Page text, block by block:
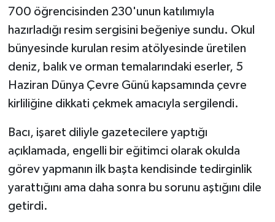
700 öğrencisinden 230'unun katılımıyla
hazırladığı resim sergisini beğeniye sundu. Okul
bünyesinde kurulan resim atölyesinde üretilen
deniz, balık ve orman temalarındaki eserler, 5
Haziran Dünya Çevre Günü kapsamında çevre
kirliliğine dikkati çekmek amacıyla sergilendi.
Bacı, işaret diliyle gazetecilere yaptığı
açıklamada, engelli bir eğitimci olarak okulda
görev yapmanın ilk başta kendisinde tedirginlik
yarattığını ama daha sonra bu sorunu aştığını dile
getirdi.